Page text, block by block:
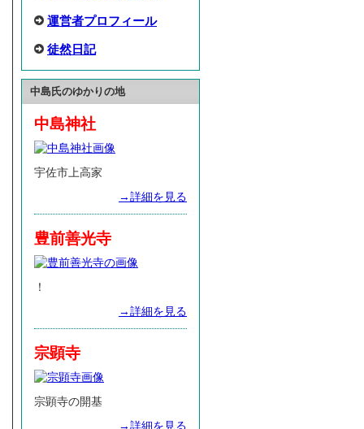
運営者プロフィール
徒然日記
中島氏のゆかりの地
中島神社
宇佐市上高家
→詳細を見る
豊前善光寺
！
→詳細を見る
宗顕寺
宗顕寺の開基
→詳細を見る